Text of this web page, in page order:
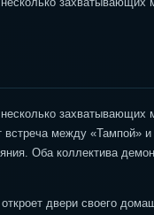
между «Тампой»
Оба коллектива
двери своего